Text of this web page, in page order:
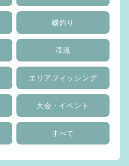
磯釣り
渓流
エリアフィッシング
大会・イベント
すべて